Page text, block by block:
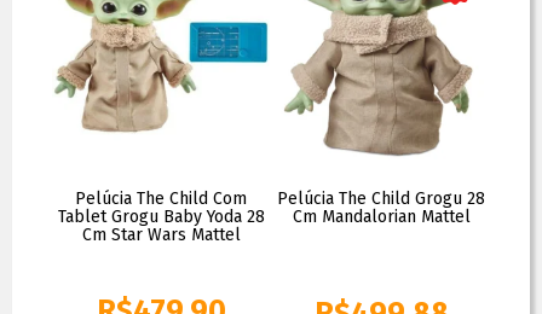
Pelúcia The Child Com
Tablet Grogu Baby Yoda 28
Cm Star Wars Mattel
Pelúcia The Child Grogu 28
Cm Mandalorian Mattel